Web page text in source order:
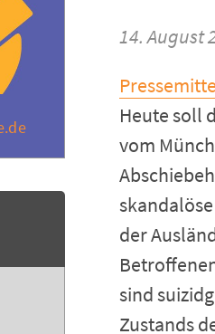
14. August
Heute soll
vom
der
sind
Zustands